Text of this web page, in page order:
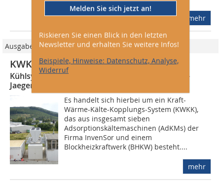
Melden Sie sich jetzt an!
Riskieren Sie einen Blick in den letzten
Newsletter und erhalten Sie weitere Infos!
Beispiele, Hinweise: Datenschutz, Analyse,
Widerruf
mehr
Ausgabe 04/2017
KWKK-System im Container
Kühlsystem für Spritzgusswerkzeuge bei Busch-
Jaeger
Es handelt sich hierbei um ein Kraft-
Wärme-Kälte-Kopplungs-System (KWKK),
das aus insgesamt sieben
Adsorptionskältemaschinen (AdKMs) der
Firma InvenSor und einem
Blockheizkraftwerk (BHKW) besteht....
mehr